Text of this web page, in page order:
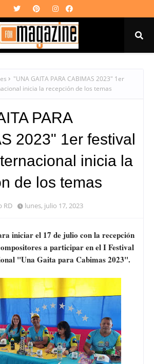
"UNA GAITA PARA CABIMAS 2023" 1er
inicia la recepción de los temas
PARA
2023" 1er festival
inicia la
de los temas
RD lunes, julio 17, 2023
iniciar el 17 de julio con la recepción
a participar en el I Festival
"Una Gaita para Cabimas 2023".